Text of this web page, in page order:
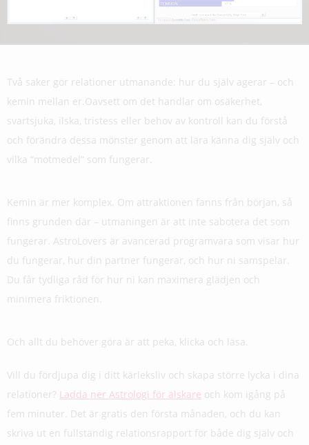
Två saker gör relationer utmanande: hur du själv agerar – och
kemin mellan er.Oavsett om det handlar om osäkerhet,
svartsjuka, ilska, tristess eller behov av kontroll kan du förstå
och förändra dessa mönster genom att lära känna dig själv och
vilka “motmedel” som fungerar.
Kemin är mer komplex. Om attraktionen fanns från början, så
finns grunden där – utmaningen är att inte sabotera det som
fungerar. AstroLovers är avancerad programvara som visar hur
du fungerar, hur din partner fungerar, och hur ni samspelar.
Du får tydliga råd för hur ni kan maximera glädjen och
minimera friktionen.
Och allt du behöver göra är att peka, klicka och läsa.
Vill du fördjupa dig i ditt kärleksliv och skapa större lycka i dina
relationer? Ladda ner Astrologi för älskare och kom igång på
fem minuter. Det är gratis den första månaden, och du kan
skriva ut en fullständig relationsrapport för både dig själv och